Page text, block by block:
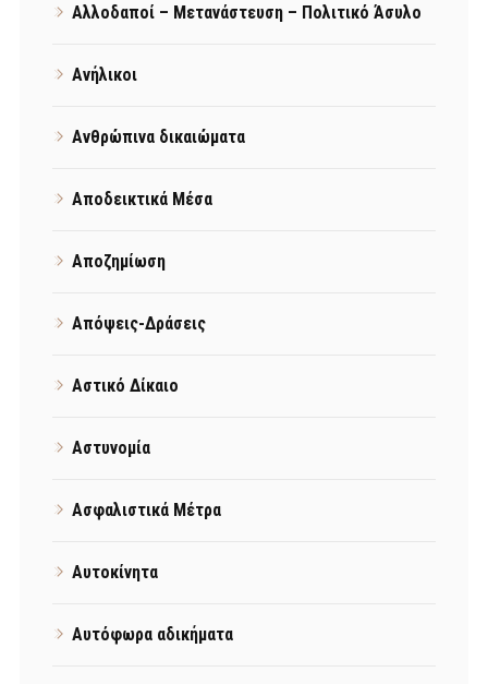
Αλλοδαποί – Μετανάστευση – Πολιτικό Άσυλο
Ανήλικοι
Ανθρώπινα δικαιώματα
Αποδεικτικά Μέσα
Αποζημίωση
Απόψεις-Δράσεις
Αστικό Δίκαιο
Αστυνομία
Ασφαλιστικά Μέτρα
Αυτοκίνητα
Αυτόφωρα αδικήματα